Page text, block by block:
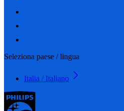
Seleziona paese / lingua
Italia / Italiano